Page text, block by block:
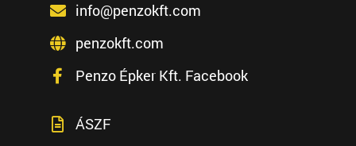
info@penzokft.com
penzokft.com
Penzo Épker Kft. Facebook
ÁSZF